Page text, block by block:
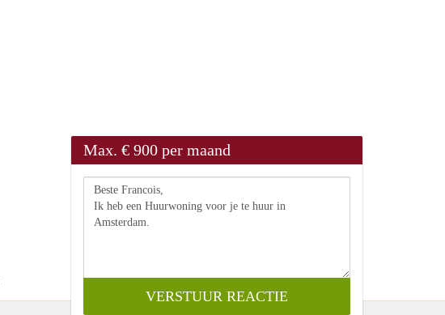
Max. € 900 per maand